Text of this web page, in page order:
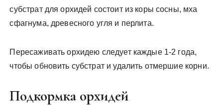
субстрат для орхидей состоит из коры сосны, мха
сфагнума, древесного угля и перлита.
Пересаживать орхидею следует каждые 1-2 года,
чтобы обновить субстрат и удалить отмершие корни.
Подкормка орхидей